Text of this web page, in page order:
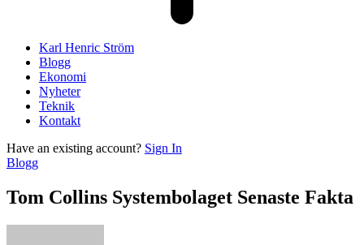
Karl Henric Ström
Blogg
Ekonomi
Nyheter
Teknik
Kontakt
Have an existing account? Sign In
Blogg
Tom Collins Systembolaget Senaste Fakta